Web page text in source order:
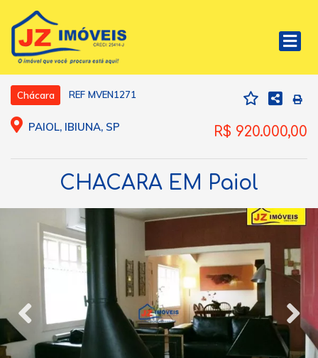
Chácara REF MVEN1271
PAIOL, IBIUNA, SP R$ 920.000,00
CHACARA EM Paiol